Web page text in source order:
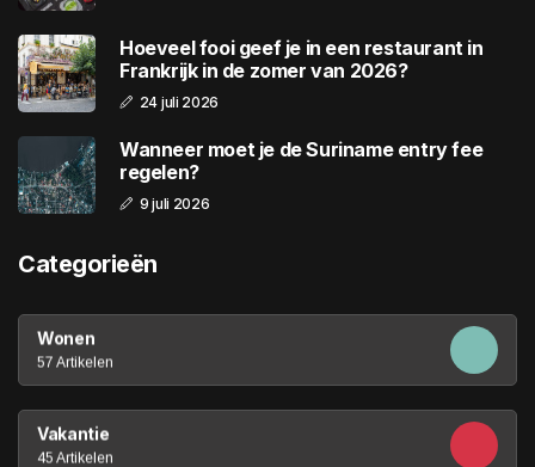
Hoeveel fooi geef je in een restaurant in
Frankrijk in de zomer van 2026?
24 juli 2026
Wanneer moet je de Suriname entry fee
regelen?
9 juli 2026
Categorieën
Wonen
57 Artikelen
Vakantie
45 Artikelen